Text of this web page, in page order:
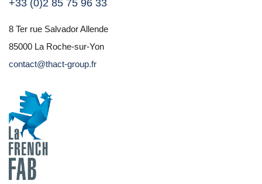
+33 (0)2 85 75 96 33
8 Ter rue Salvador Allende
85000 La Roche-sur-Yon
contact@thact-group.fr